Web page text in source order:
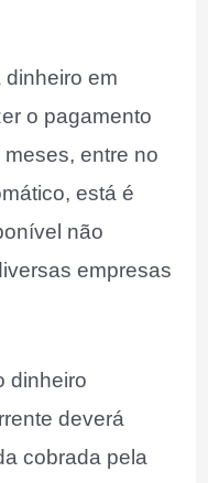
em
o pagamento
entre no
está é
não
empresas
dinheiro
deverá
cobrada pela